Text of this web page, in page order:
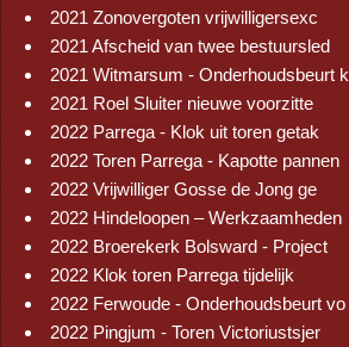
2021 Zonovergoten vrijwilligersexc
2021 Afscheid van twee bestuursled
2021 Witmarsum - Onderhoudsbeurt k
2021 Roel Sluiter nieuwe voorzitte
2022 Parrega - Klok uit toren getak
2022 Toren Parrega - Kapotte pannen
2022 Vrijwilliger Gosse de Jong ge
2022 Hindeloopen – Werkzaamheden
2022 Broerekerk Bolsward - Project
2022 Klok toren Parrega tijdelijk
2022 Ferwoude - Onderhoudsbeurt vo
2022 Pingjum - Toren Victoriustsjer